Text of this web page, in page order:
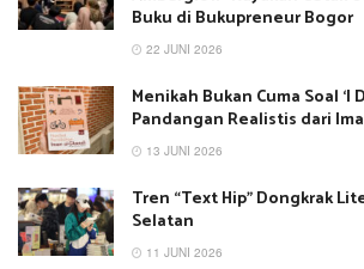
Buku di Bukupreneur Bogor
22 JUNI 2026
Menikah Bukan Cuma Soal ‘I
Pandangan Realistis dari
13 JUNI 2026
Tren “Text Hip” Dongkrak
Selatan
11 JUNI 2026